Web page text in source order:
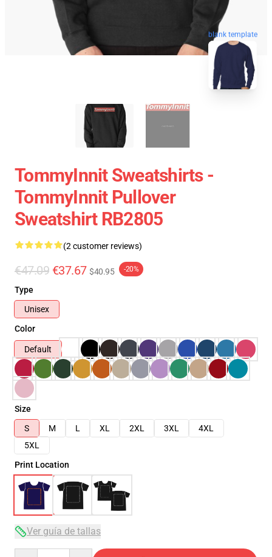
blank template
TommyInnit Sweatshirts -
TommyInnit Pullover
Sweatshirt RB2805
(2 customer reviews)
€47.09 €37.67 $40.95 -20%
Type
Unisex
Color
Default
Size
S
M L XL 2XL 3XL
4XL
5XL
Print Location
Ver guía de tallas